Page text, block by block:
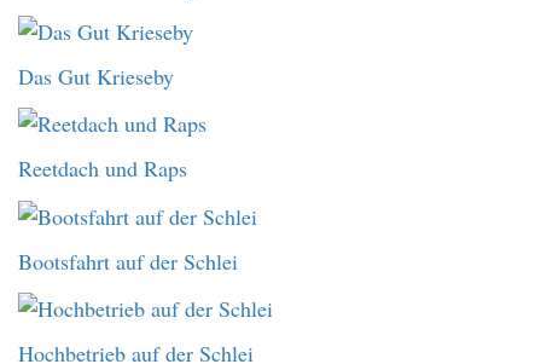
Das Gut Krieseby
Reetdach und Raps
Bootsfahrt auf der Schlei
Hochbetrieb auf der Schlei